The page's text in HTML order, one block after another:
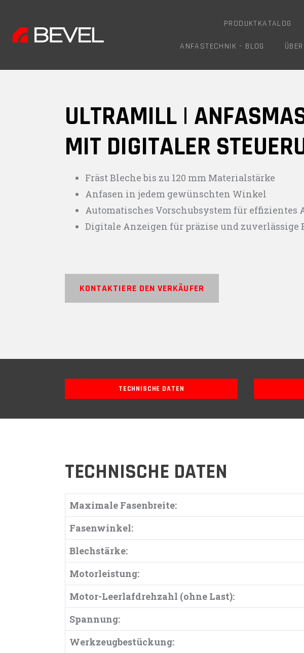
PRODUKTKATALOG
ANFASTECHNIK - BLOG
ULTRAMILL |
MIT DIGITALER
Fräst Bleche bis zu 120 mm Materialstärke
Anfasen in jedem gewünschten Winkel
Automatisches Vorschubsystem für effizientes
Digitale Anzeigen für präzise und
KONTAKTIERE DEN VERKÄUFER
TECHNISCHE DATEN
TECHNISCHE DATEN
Maximale Fasenbreite:
Fasenwinkel:
Blechstärke:
Motorleistung:
Motor-Leerlafdrehzahl (ohne Last):
Spannung:
Werkzeugbestückung: